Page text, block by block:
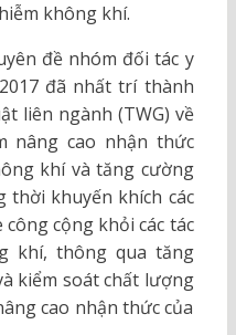
không khí.
đề nhóm đối tác y
đã nhất trí thành
liên ngành (TWG) về
nâng cao nhận thức
khí và tăng cường
thời khuyến khích các
cộng khỏi các tác
khí, thông qua tăng
kiểm soát chất lượng
cao nhận thức của